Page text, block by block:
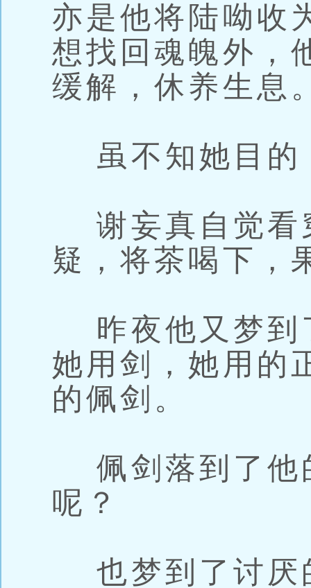
亦是他将陆呦收
想找回魂魄外，
缓解，休养生息
虽不知她目的
谢妄真自觉看
疑，将茶喝下，
昨夜他又梦到
她用剑，她用的
的佩剑。
佩剑落到了他
呢？
也梦到了讨厌